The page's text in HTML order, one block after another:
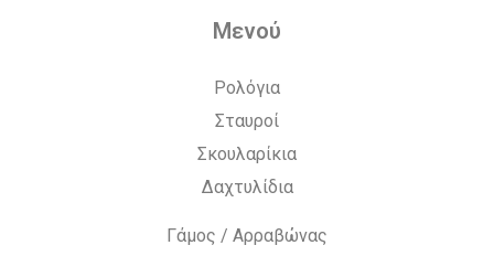
Μενού
Ρολόγια
Σταυροί
Σκουλαρίκια
Δαχτυλίδια
Γάμος / Αρραβώνας